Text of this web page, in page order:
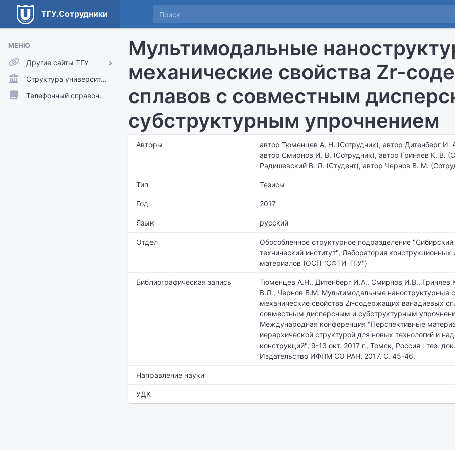
ТГУ.Сотрудники
МЕНЮ
Другие сайты ТГУ
ТГУ.Аккаунты
ТГУ.Расписание
Структура университета
Телефонный справочник
Мультимодальные
механические свойства Zr-
сплавов с совместным
субструктурным упрочнением
Авторы
автор Тюменцев А. Н. (Сотрудник), автор Дитенберг И.
автор Смирнов И. В. (Сотрудник), автор Гриняев К. В.
Радишевский В. Л. (Студент), автор Чернов В. М.
Тип Тезисы
Год 2017
Язык русский
Отдел
Обособленное структурное подразделение
технический институт", Лаборатория конструкционных
материалов (ОСП "СФТИ ТГУ")
Библиографическая запись
Тюменцев А.Н., Дитенберг И.А., Смирнов И.В., Гриняев
В.Л., Чернов В.М. Мультимодальные наноструктурные
механические свойства Zr-содержащих ванадиевых
совместным дисперсным и субструктурным
Международная конференция "Перспективные
иерархической структурой для новых технологий и
конструкций", 9-13 окт. 2017 г., Томск, Россия : тез.
Издательство ИФПМ СО РАН, 2017. С. 45-46.
Направление науки
УДК